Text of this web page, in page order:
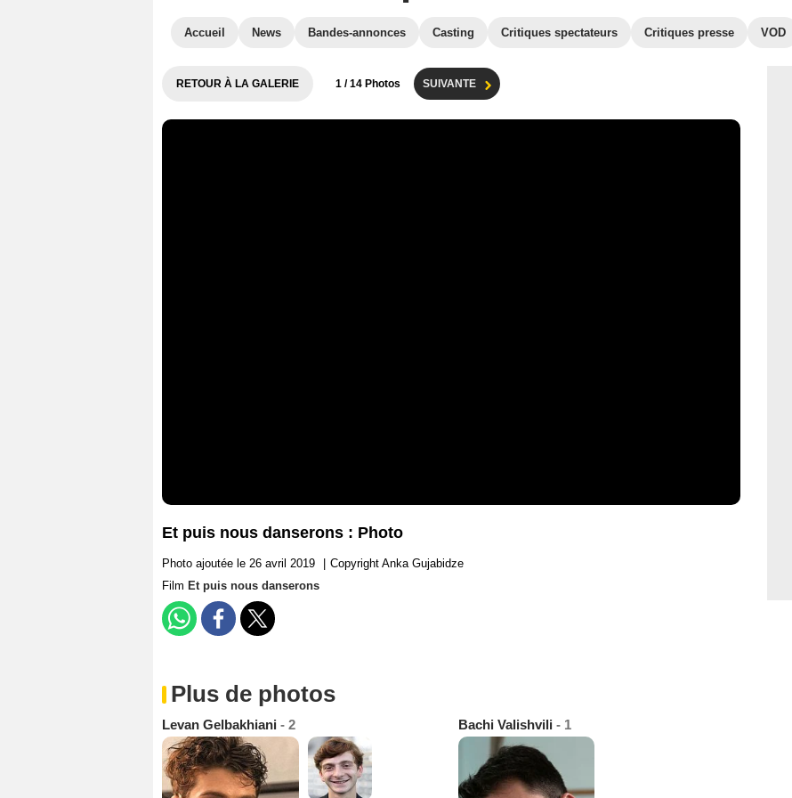
Accueil News Bandes-annonces Casting Critiques spectateurs Critiques presse VOD
RETOUR À LA GALERIE 1 / 14 Photos SUIVANTE
Et puis nous danserons : Photo
Photo ajoutée le 26 avril 2019
Copyright Anka Gujabidze
Film Et puis nous danserons
Plus de photos
Levan Gelbakhiani - 2 Bachi Valishvili - 1